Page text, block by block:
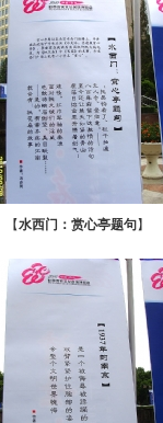
【水西门：赏心亭题句】